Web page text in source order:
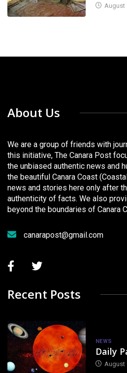
August
About Us
We are a group of friends with
this initiative, The Canara Post
the unbiased authentic news and
the beautiful Canara Coast
news and stories here only after
authenticity of facts. We also
beyond the boundaries of Canara
canarapost@gmail.com
Recent Posts
NEWS
Daily
August